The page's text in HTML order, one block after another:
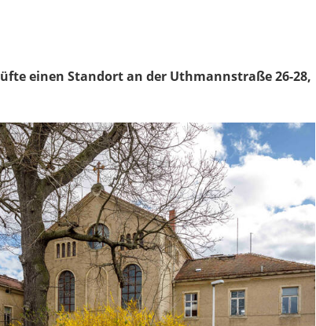
einen Standort an der Uthmannstraße 26-28,